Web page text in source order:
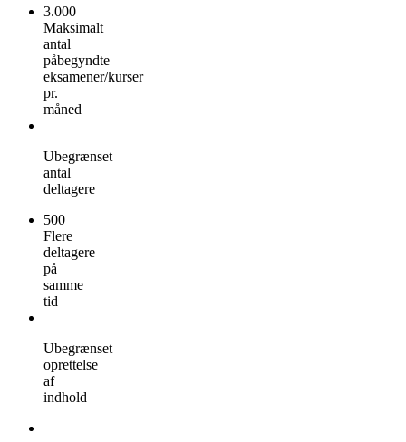
3.000
Maksimalt
antal
påbegyndte
eksamener/kurser
pr.
måned
Ubegrænset
antal
deltagere
500
Flere
deltagere
på
samme
tid
Ubegrænset
oprettelse
af
indhold